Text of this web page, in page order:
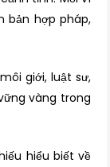
bản hợp pháp,
giới, luật sư,
vàng trong
hiểu biết về